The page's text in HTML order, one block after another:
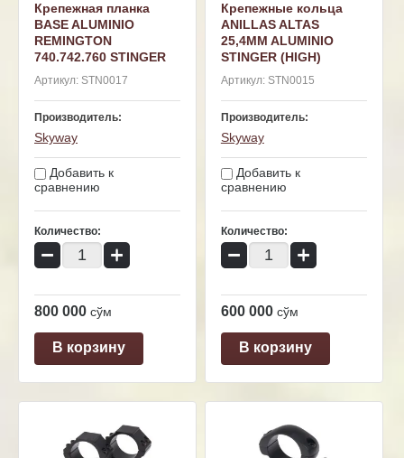
Крепежная планка
BASE ALUMINIO
REMINGTON
740.742.760 STINGER
Артикул: STN0017
Производитель:
Skyway
Добавить к
сравнению
Количество:
− +
800 000 сўм
В корзину
Крепежные кольца
ANILLAS ALTAS
25,4MM ALUMINIO
STINGER (HIGH)
Артикул:STN0015
Производитель:
Skyway
Добавить к
сравнению
Количество:
− +
600 000 сўм
В корзину